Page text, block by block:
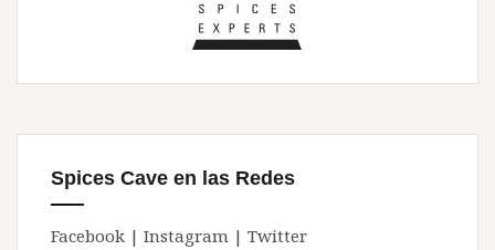
Spices Cave en las Redes
Facebook | Instagram | Twitter